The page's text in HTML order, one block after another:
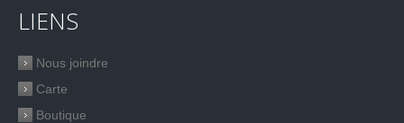
LIENS
Nous joindre
Carte
Boutique